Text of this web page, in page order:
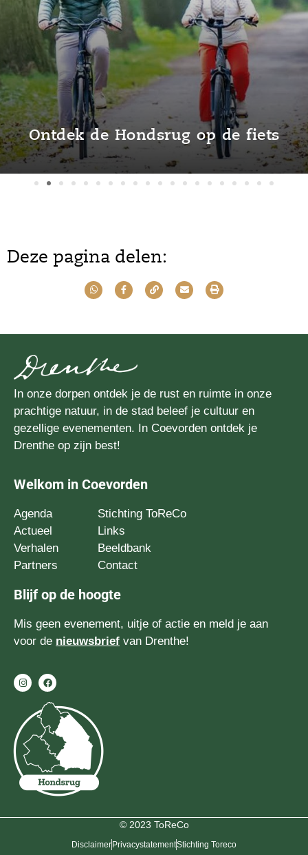
Ontdek de Hondsrug op de fiets
Deze pagina delen:
In onze dorpen ontdek je de rust en ruimte in onze
prachtige natuur, in de stad beleef je cultuur en
gezellige evenementen. In Coevorden ontdek je
Drenthe op zijn best!
Welkom in Coevorden
Agenda
Actueel
Verhalen
Partners
Stichting ToReCo
Links
Beeldbank
Contact
Blijf op de hoogte
Mis geen evenement, uitje of actie en meld je aan
voor de nieuwsbrief van Drenthe!
© 2023 ToReCo
Disclaimer PrivacystatementStichting Toreco